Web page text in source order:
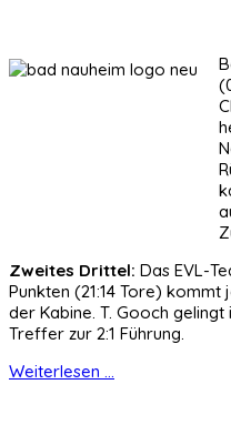
Zweites Drittel: Das EVL-
Punkten (21:14 Tore)
der Kabine. T. Gooch
Treffer zur 2:1 Führung.
Weiterlesen ...